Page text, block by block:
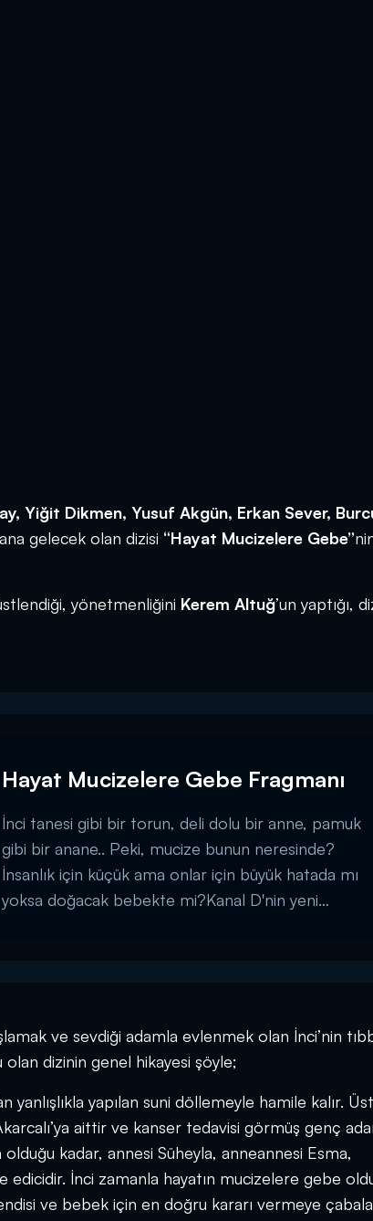
Yiğit Dikmen, Yusuf Akgün, Erkan Sever,
gelecek olan dizisi “Hayat Mucizelere Gebe”
yönetmenliğini Kerem Altuğ’un yaptığı,
Hayat Mucizelere Gebe Fragmanı
İnci tanesi gibi bir torun, deli dolu bir anne, pamuk
gibi bir anane.. Peki, mucize bunun neresinde?
İnsanlık için küçük ama onlar için büyük hatada mı
yoksa doğacak bebekte mi?Kanal D'nin yeni
ve sevdiği adamla evlenmek olan İnci’nin
olan dizinin genel hikayesi şöyle;
yapılan suni döllemeyle hamile kalır.
aittir ve kanser tedavisi görmüş genç
kadar, annesi Süheyla, anneannesi Esma,
İnci zamanla hayatın mucizelere gebe
ve bebek için en doğru kararı vermeye